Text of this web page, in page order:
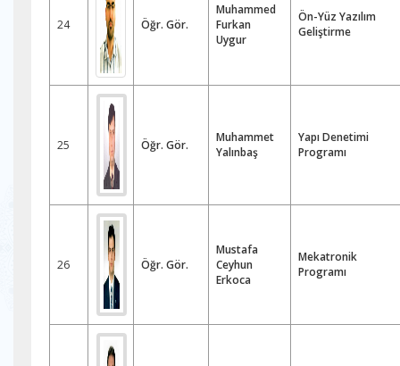
24 Öğr. Gör.
Muhammed
Furkan
Uygur
Ön-Yüz Yazılım
Geliştirme
25 Öğr. Gör.
Muhammet
Yalınbaş
Yapı Denetimi
Programı
26 Öğr. Gör.
Mustafa
Ceyhun
Erkoca
Mekatronik
Programı